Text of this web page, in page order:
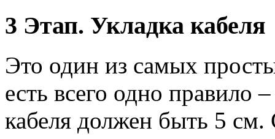
3 Этап. Укладка кабеля
Это один из самых
есть всего одно правило
кабеля должен быть 5 см.